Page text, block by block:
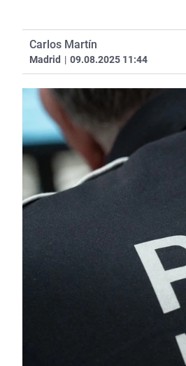
Carlos Martín
Madrid | 09.08.2025 11:44